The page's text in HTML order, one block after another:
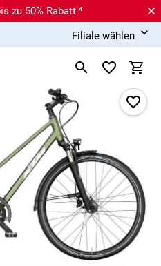
zu 50% Rabatt ⁴
Filiale wählen